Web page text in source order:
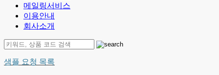
메일링서비스
이용안내
회사소개
샘플 요청 목록